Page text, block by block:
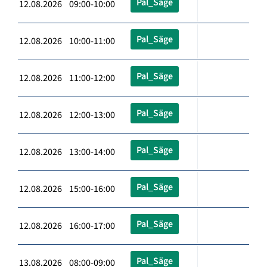
12.08.2026 09:00-10:00
12.08.2026 10:00-11:00 Pal_Säge
12.08.2026 11:00-12:00 Pal_Säge
12.08.2026 12:00-13:00 Pal_Säge
12.08.2026 13:00-14:00 Pal_Säge
12.08.2026 15:00-16:00 Pal_Säge
12.08.2026 16:00-17:00 Pal_Säge
13.08.2026 08:00-09:00 Pal_Säge